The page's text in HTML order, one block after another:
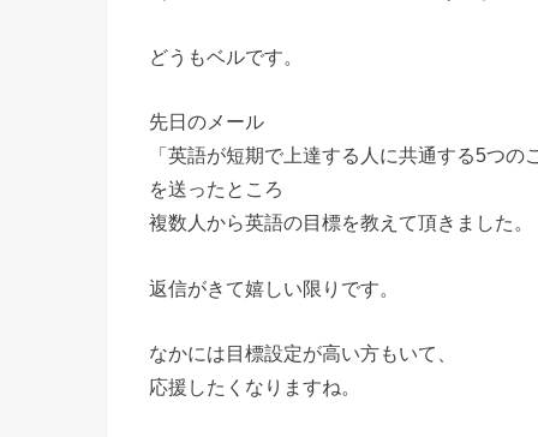
どうもベルです。
先日のメール
「英語が短期で上達する人に共通する5つの
を送ったところ
複数人から英語の目標を教えて頂きました。
返信がきて嬉しい限りです。
なかには目標設定が高い方もいて、
応援したくなりますね。